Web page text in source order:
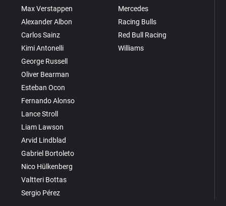
Max Verstappen
Alexander Albon
Carlos Sainz
Kimi Antonelli
George Russell
Oliver Bearman
Esteban Ocon
Fernando Alonso
Lance Stroll
Liam Lawson
Arvid Lindblad
Gabriel Bortoleto
Nico Hülkenberg
Valtteri Bottas
Sergio Pérez
Mercedes
Racing Bulls
Red Bull Racing
Williams